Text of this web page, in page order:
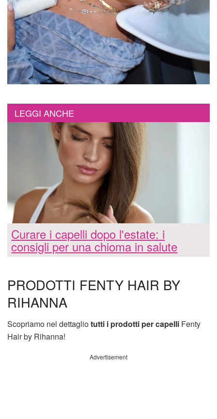
LEGGI ANCHE
Curare i capelli dopo l'estate: i
consigli per una chioma in salute
PRODOTTI FENTY HAIR BY
RIHANNA
Scopriamo nel dettagliotutti i prodotti per capelli Fenty
Hair by Rihanna!
Advertisement